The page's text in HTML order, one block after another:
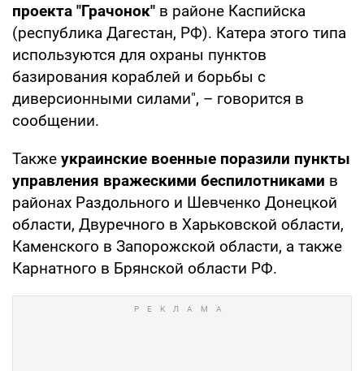
проекта "Грачонок" в районе Каспийска
(республика Дагестан, РФ). Катера этого типа
используются для охраны пунктов
базирования кораблей и борьбы с
диверсионными силами", – говорится в
сообщении.
Также украинские военные поразили пункты
управления вражескими беспилотниками в
районах Раздольного и Шевченко Донецкой
области, Двуречного в Харьковской области,
Каменского в Запорожской области, а также
Карнатного в Брянской области РФ.